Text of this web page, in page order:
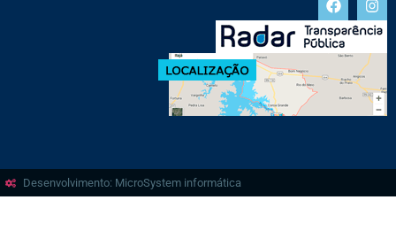
Desenvolvimento: MicroSystem informática